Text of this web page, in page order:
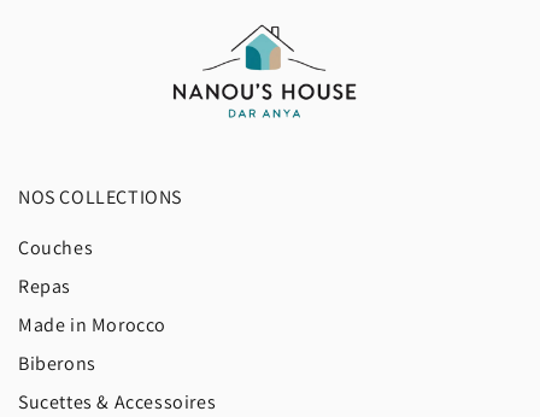
NOS COLLECTIONS
Couches
Repas
Made in Morocco
Biberons
Sucettes & Accessoires